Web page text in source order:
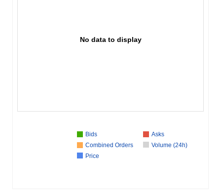
No data to display
Bids
Asks
Combined Orders
Volume (24h)
Price